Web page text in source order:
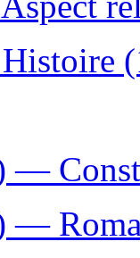
—
—